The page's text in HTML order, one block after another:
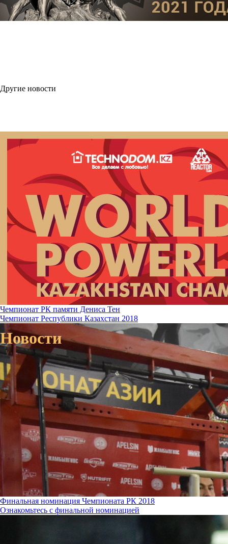
Новости
Другие новости
Чемпионат РК памяти Дениса Тен
Чемпионат Республики Казахстан 2018
Финальная номинация Чемпионата РК 2018
Ознакомьтесь с финальной номинацией